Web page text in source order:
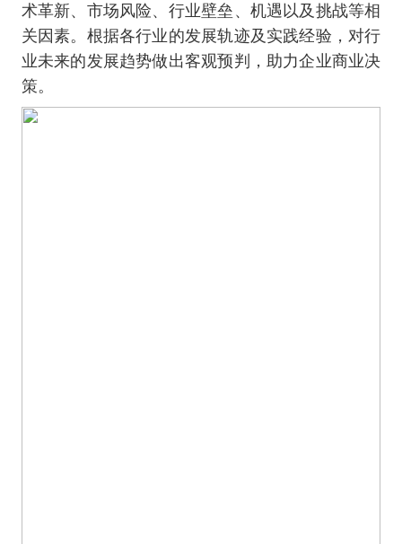
术革新、市场风险、行业壁垒、机遇以及挑战等相
关因素。根据各行业的发展轨迹及实践经验，对行
业未来的发展趋势做出客观预判，助力企业商业决
策。